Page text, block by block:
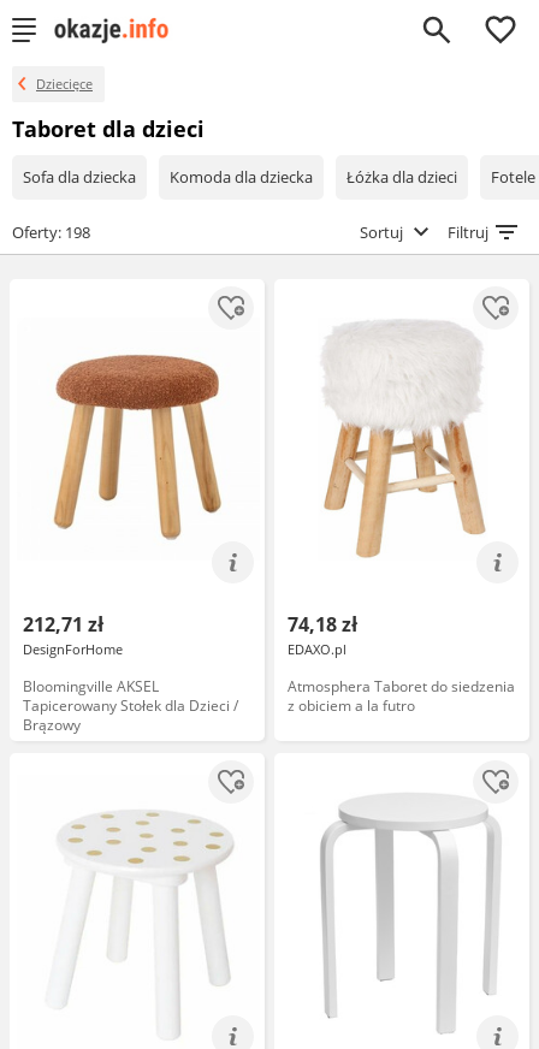
0
Dziecięce
Taboret dla dzieci
Sofa dla dziecka Komoda dla dziecka Łóżka dla dzieci Fotele
Oferty: 198 Sortuj Filtruj
212,71 zł
DesignForHome
Bloomingville AKSEL
Tapicerowany Stołek dla Dzieci /
Brązowy
74,18 zł
EDAXO.pl
Atmosphera Taboret do siedzenia
z obiciem a la futro